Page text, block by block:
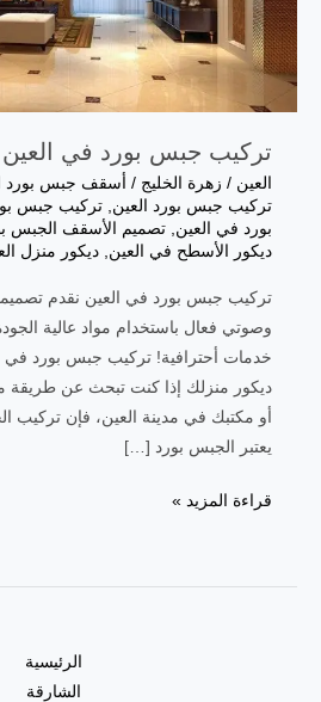
تركيب جبس بورد في العين |0557821580
العين / زهرة الخليج / أسقف جبس بورد
تركيب جبس بورد العين, تركيب جبس
بورد في العين, تصميم الأسقف الجبس
ديكور الأسطح في العين, ديكور منزل
تركيب جبس بورد في العين نقدم
وصوتي فعال باستخدام مواد عالية
خدمات أحترافية! تركيب جبس بورد في
ديكور منزلك إذا كنت تبحث عن طريقة
أو مكتبك في مدينة العين، فإن تركيب
يعتبر الجبس بورد […]
قراءة المزيد »
الرئيسية
الشارقة